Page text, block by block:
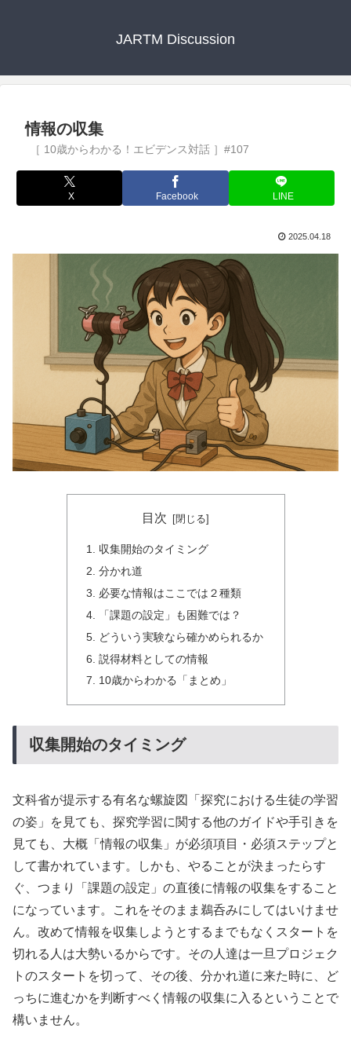
JARTM Discussion
情報の収集
X Facebook LINE
2025.04.18
目次
収集開始のタイミング
分かれ道
必要な情報はここでは２種類
「課題の設定」も困難では？
どういう実験なら確かめられるか
説得材料としての情報
10歳からわかる「まとめ」
収集開始のタイミング
文科省が提示する有名な螺旋図「探究における生徒の学習
の姿」を見ても、探究学習に関する他のガイドや手引きを
見ても、大概「情報の収集」が必須項目・必須ステップと
して書かれています。しかも、やることが決まったらす
ぐ、つまり「課題の設定」の直後に情報の収集をすること
になっています。これをそのまま鵜呑みにしてはいけませ
ん。改めて情報を収集しようとするまでもなくスタートを
切れる人は大勢いるからです。その人達は一旦プロジェク
トのスタートを切って、その後、分かれ道に来た時に、ど
っちに進むかを判断すべく情報の収集に入るということで
構いません。